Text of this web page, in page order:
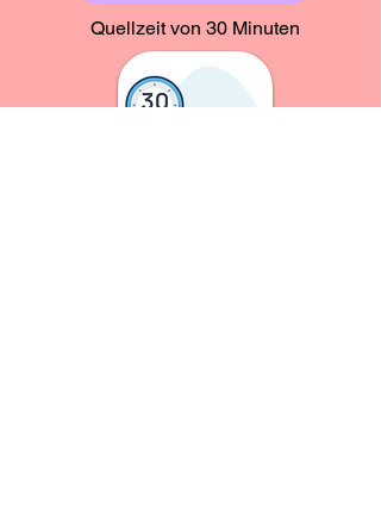
Quellzeit von 30 Minuten